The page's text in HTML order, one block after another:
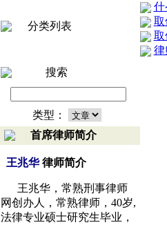
分类列表
搜索
类型：
首席律师简介
王兆华 律师简介
王兆华，常熟刑事律师
网创办人，常熟律师，40岁,
法律专业硕士研究生毕业，
什
取
取
律